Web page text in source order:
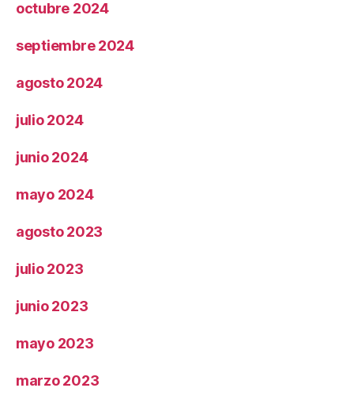
octubre 2024
septiembre 2024
agosto 2024
julio 2024
junio 2024
mayo 2024
agosto 2023
julio 2023
junio 2023
mayo 2023
marzo 2023